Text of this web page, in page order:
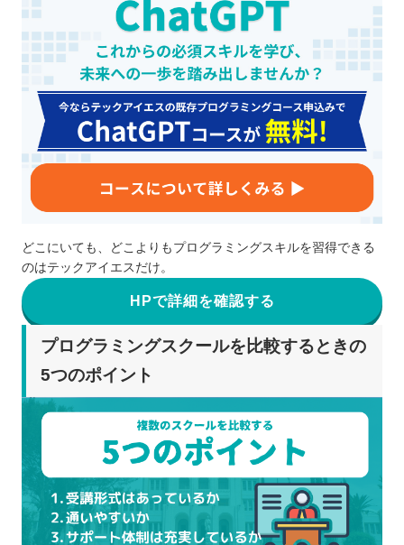
どこにいても、どこよりもプログラミングスキルを習得できる
のはテックアイエスだけ。
HPで詳細を確認する
プログラミングスクールを比較するときの
5つのポイント